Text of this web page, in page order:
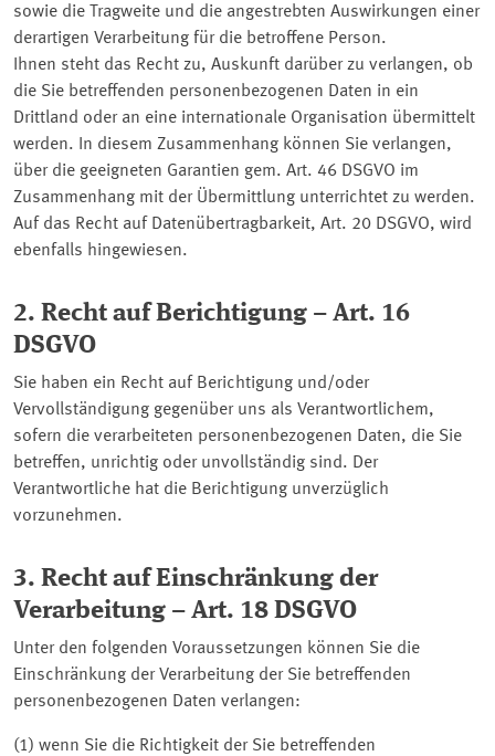
sowie die Tragweite und die angestrebten Auswirkungen einer
derartigen Verarbeitung für die betroffene Person.
Ihnen steht das Recht zu, Auskunft darüber zu verlangen, ob
die Sie betreffenden personenbezogenen Daten in ein
Drittland oder an eine internationale Organisation übermittelt
werden. In diesem Zusammenhang können Sie verlangen,
über die geeigneten Garantien gem. Art. 46 DSGVO im
Zusammenhang mit der Übermittlung unterrichtet zu werden.
Auf das Recht auf Datenübertragbarkeit, Art. 20 DSGVO, wird
ebenfalls hingewiesen.
2. Recht auf Berichtigung – Art. 16
DSGVO
Sie haben ein Recht auf Berichtigung und/oder
Vervollständigung gegenüber uns als Verantwortlichem,
sofern die verarbeiteten personenbezogenen Daten, die Sie
betreffen, unrichtig oder unvollständig sind. Der
Verantwortliche hat die Berichtigung unverzüglich
vorzunehmen.
3. Recht auf Einschränkung der
Verarbeitung – Art. 18 DSGVO
Unter den folgenden Voraussetzungen können Sie die
Einschränkung der Verarbeitung der Sie betreffenden
personenbezogenen Daten verlangen:
(1) wenn Sie die Richtigkeit der Sie betreffenden